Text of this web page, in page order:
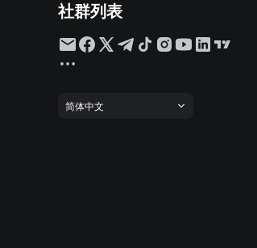
社群列表
简体中文